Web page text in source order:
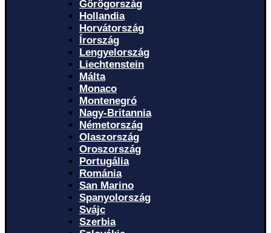
Görögország
Hollandia
Horvátország
Írország
Lengyelország
Liechtenstein
Málta
Monaco
Montenegró
Nagy-Britannia
Németország
Olaszország
Oroszország
Portugália
Románia
San Marino
Spanyolország
Svájc
Szerbia